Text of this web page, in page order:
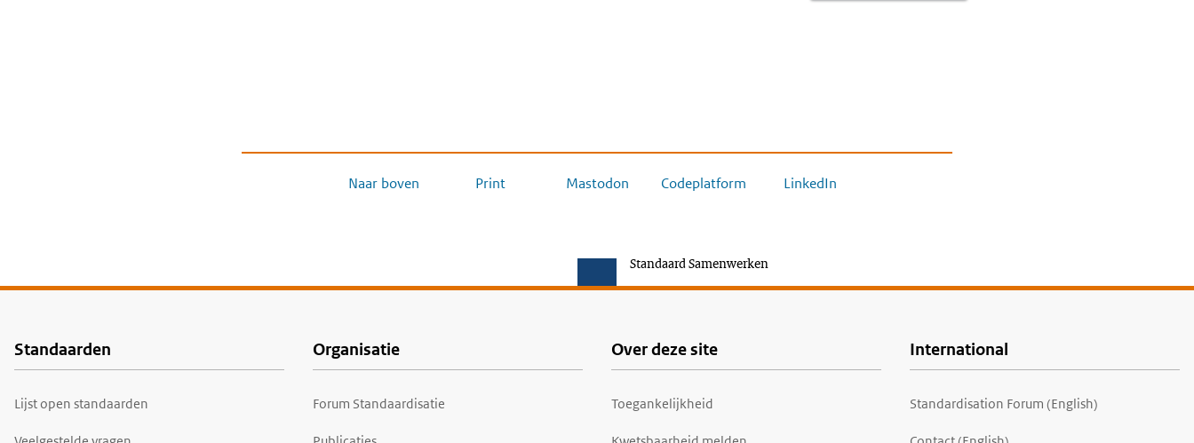
Naar boven Print Mastodon Codeplatform LinkedIn
Standaard Samenwerken
Voet
Standaarden
Lijst open standaarden
Organisatie
Forum Standaardisatie
Over deze site
Toegankelijkheid
International
Standardisation Forum (English)